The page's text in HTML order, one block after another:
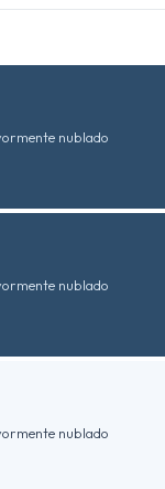
nublado
nublado
nublado